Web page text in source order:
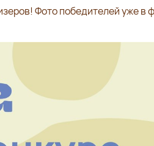
Фото победителей уже в